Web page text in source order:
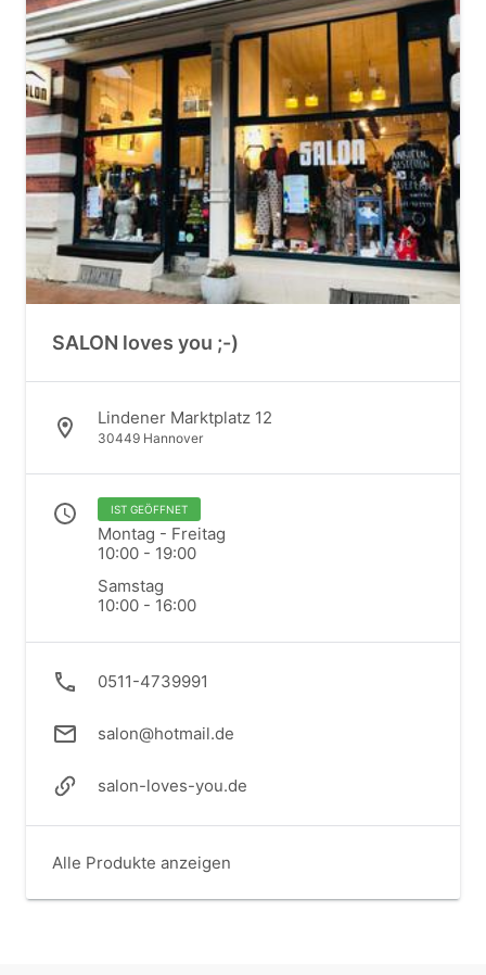
SALON loves you ;-)
Lindener Marktplatz 12
30449 Hannover
IST GEÖFFNET
Montag - Freitag
10:00 - 19:00
Samstag
10:00 - 16:00
0511-4739991
salon@hotmail.de
salon-loves-you.de
Alle Produkte anzeigen